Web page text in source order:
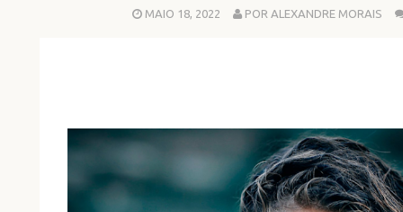
MAIO 18, 2022 POR ALEXANDRE MORAIS